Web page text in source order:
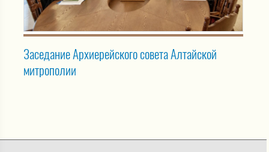
Заседание Архиерейского совета Алтайской
митрополии